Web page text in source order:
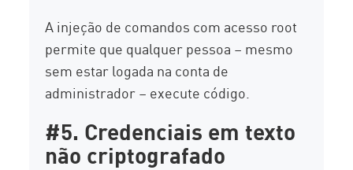
A injeção de comandos com acesso root
permite que qualquer pessoa – mesmo
sem estar logada na conta de
administrador – execute código.
#5. Credenciais em texto
não criptografado